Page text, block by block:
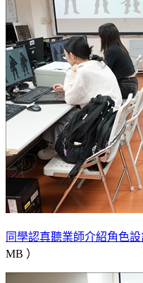
同學認真聽業師介紹角色
MB ）